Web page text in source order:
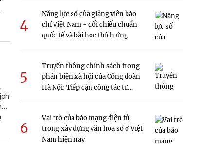
4
Năng lực số của giảng viên báo
chí Việt Nam - đối chiếu chuẩn
quốc tế và bài học thích ứng
5
Truyền thông chính sách trong
phản biện xã hội của Công đoàn
Hà Nội: Tiếp cận công tác tư
6
Vai trò của báo mạng điện tử
trong xây dựng văn hóa số ở Việt
Nam hiện nay